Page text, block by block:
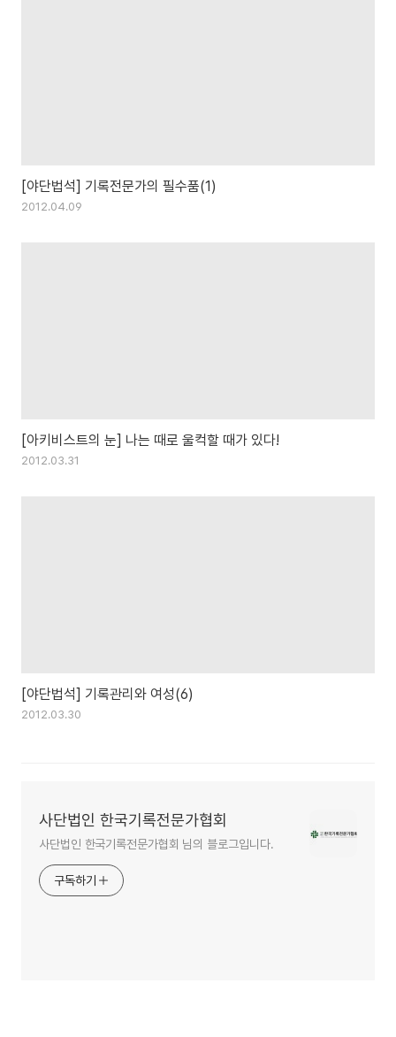
[야단법석] 기록전문가의 필수품(1)
2012.04.09
[아키비스트의 눈] 나는 때로 울컥할 때가 있다!
2012.03.31
[야단법석] 기록관리와 여성(6)
2012.03.30
사단법인 한국기록전문가협회
사단법인 한국기록전문가협회 님의 블로그입니다.
구독하기